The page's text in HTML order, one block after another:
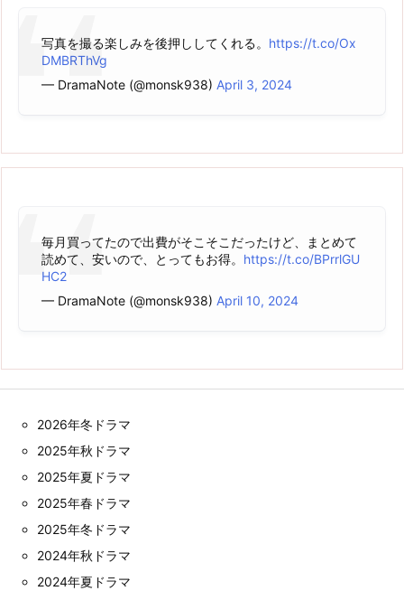
写真を撮る楽しみを後押ししてくれる。 https://t.co/Ox
DMBRThVg
— DramaNote (@monsk938) April 3, 2024
毎月買ってたので出費がそこそこだったけど、まとめて
読めて、安いので、とってもお得。 https://t.co/BPrrlGU
HC2
— DramaNote (@monsk938) April 10, 2024
2026年冬ドラマ
2025年秋ドラマ
2025年夏ドラマ
2025年春ドラマ
2025年冬ドラマ
2024年秋ドラマ
2024年夏ドラマ